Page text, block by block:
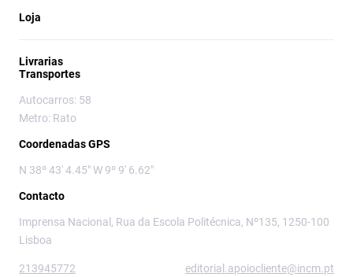
Loja
Livrarias
Transportes
Autocarros: 58
Metro: Rato
Coordenadas GPS
N 38º 43' 4.45" W 9º 9' 6.62"
Contacto
Imprensa Nacional, Rua da Escola Politécnica, Nº135, 1250-100
Lisboa
213945772 editorial.apoiocliente@incm.pt